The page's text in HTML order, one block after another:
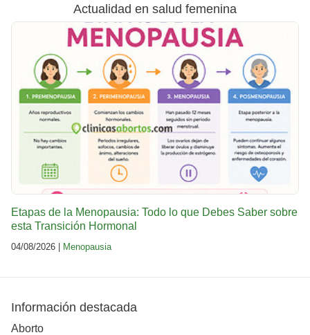
Actualidad en salud femenina
Etapas de la Menopausia: Todo lo que Debes Saber sobre
esta Transición Hormonal
04/08/2026 | Menopausia
Información destacada
Aborto